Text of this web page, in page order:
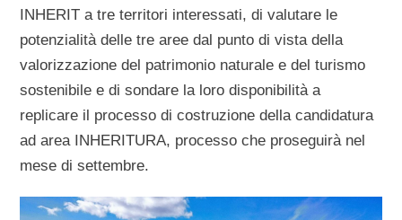
INHERIT a tre territori interessati, di valutare le
potenzialità delle tre aree dal punto di vista della
valorizzazione del patrimonio naturale e del turismo
sostenibile e di sondare la loro disponibilità a
replicare il processo di costruzione della candidatura
ad area INHERITURA, processo che proseguirà nel
mese di settembre.